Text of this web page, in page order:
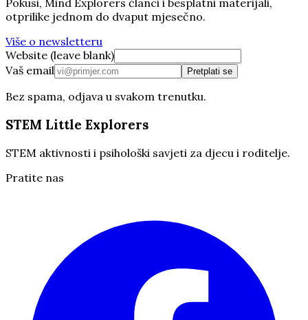
Pokusi, Mind Explorers članci i besplatni materijali,
otprilike jednom do dvaput mjesečno.
Više o newsletteru
Website (leave blank)
Vaš email
Pretplati se
Bez spama, odjava u svakom trenutku.
STEM Little Explorers
STEM aktivnosti i psihološki savjeti za djecu i roditelje.
Pratite nas